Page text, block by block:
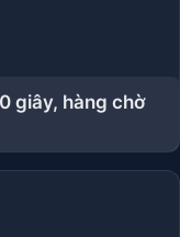
giây, hàng chờ